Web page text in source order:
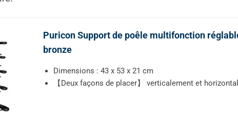
Puricon Support de poêle multifonction
bronze
Dimensions : 43 x 53 x 21 cm
【Deux façons de placer】 verticalement et